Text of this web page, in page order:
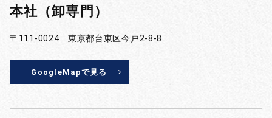
本社（卸専門）
〒111-0024 東京都台東区今戸2-8-8
GoogleMapで見る